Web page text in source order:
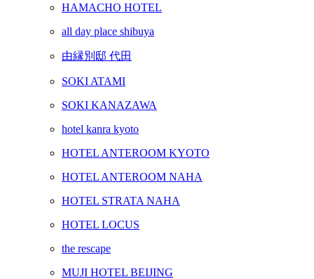
HAMACHO HOTEL
all day place shibuya
由縁別邸 代田
SOKI ATAMI
SOKI KANAZAWA
hotel kanra kyoto
HOTEL ANTEROOM KYOTO
HOTEL ANTEROOM NAHA
HOTEL STRATA NAHA
HOTEL LOCUS
the rescape
MUJI HOTEL BEIJING